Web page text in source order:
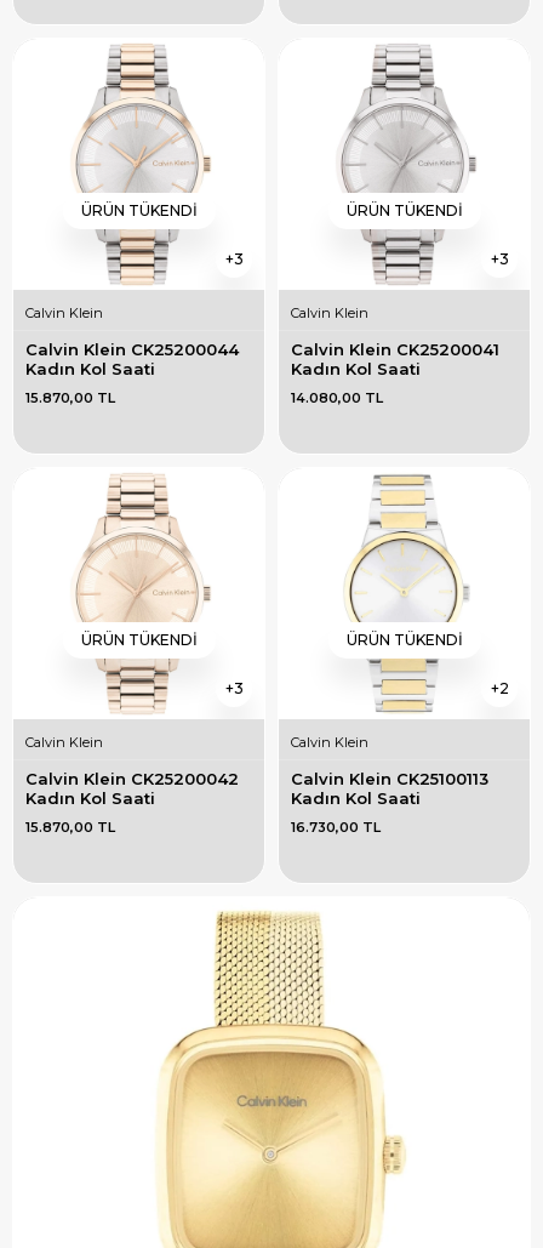
3
ÜRÜN TÜKENDI
Calvin Klein
Calvin Klein CK25200044
Kadın Kol Saati
15.870,00 TL
3
ÜRÜN TÜKENDI
Calvin Klein
Calvin Klein CK25200041
Kadın Kol Saati
14.080,00 TL
3
ÜRÜN TÜKENDI
Calvin Klein
Calvin Klein CK25200042
Kadın Kol Saati
15.870,00 TL
2
ÜRÜN TÜKENDI
Calvin Klein
Calvin Klein CK25100113
Kadın Kol Saati
16.730,00 TL